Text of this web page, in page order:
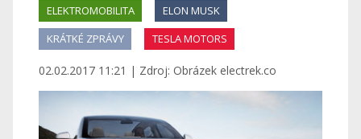
ELEKTROMOBILITA
ELON MUSK
KRÁTKÉ ZPRÁVY
TESLA MOTORS
02.02.2017 11:21 | Zdroj: Obrázek electrek.co